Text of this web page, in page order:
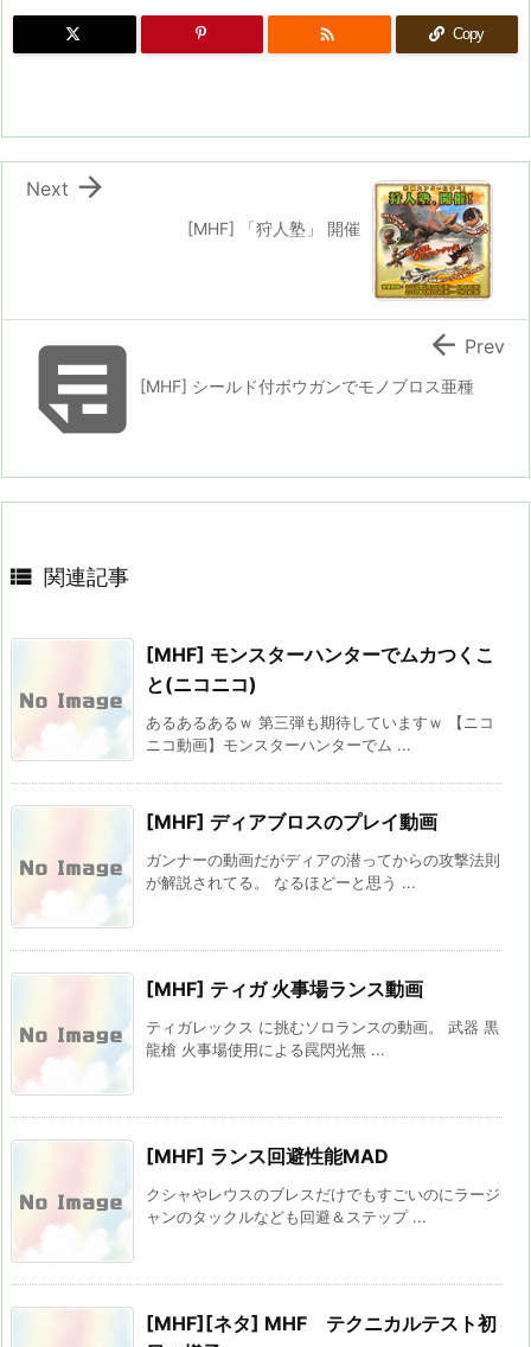
 Copy
[MHF] 「狩人塾」 開催

Next
[MHF] シールド付ボウガンでモノブロス亜種
 Prev
 関連記事
[MHF] モンスターハンターでムカつくこ
と(ニコニコ)
あるあるあるｗ 第三弾も期待していますｗ 【ニコ
ニコ動画】モンスターハンターでム ...
[MHF] ディアブロスのプレイ動画
ガンナーの動画だがディアの潜ってからの攻撃法則
が解説されてる。 なるほどーと思う ...
[MHF] ティガ 火事場ランス動画
ティガレックス に挑むソロランスの動画。 武器 黒
龍槍 火事場使用による罠閃光無 ...
[MHF] ランス回避性能MAD
クシャやレウスのブレスだけでもすごいのにラージ
ャンのタックルなども回避＆ステップ ...
[MHF][ネタ] MHF テクニカルテスト初